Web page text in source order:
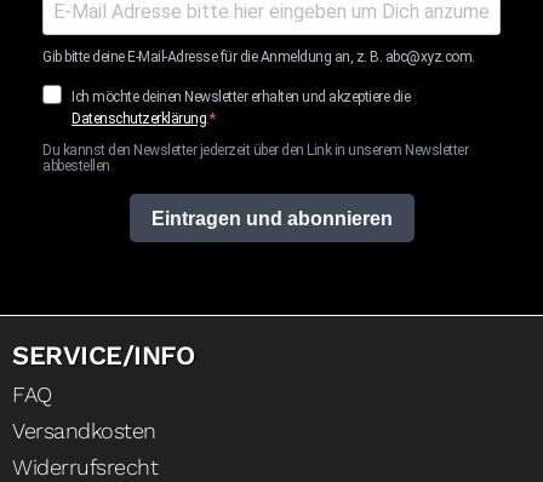
Gib bitte deine E-Mail-Adresse für die Anmeldung an, z. B. abc@xyz.com.
Ich möchte deinen Newsletter erhalten und akzeptiere die
Datenschutzerklärung.
Du kannst den Newsletter jederzeit über den Link in unserem Newsletter
abbestellen.
Eintragen und abonnieren
SERVICE/INFO
FAQ
Versandkosten
Widerrufsrecht